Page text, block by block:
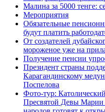
Малина за 5000 тенге:
Мероприятия
Обязательные
будут платить
От создателей
мороженое уже на
Получение пенсии
Президент страны
Карагандинскому
Поспелова
Фото-тур:
Пресвятой Девы Марии